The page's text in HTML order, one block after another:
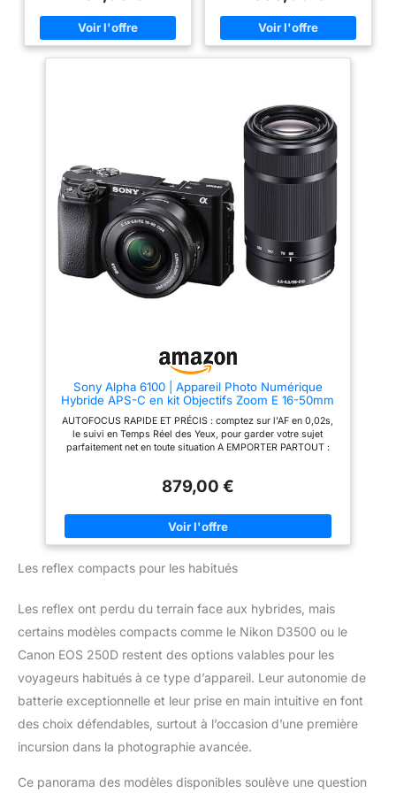
Bluetooth
CHAQUE INSTANT : la mise au
point automatique intelligente
Dual Pixel, la prise de vue en
continu jusqu'à 6,5 ips(1) et la
secousses pour un rendu précis
et net. LA CRÉATIVITÉ À
PORTÉE DE MAIN : ajoutez
facilement des effets pour
obtenir des résultats
époustouflants avec les filtres
créatifs et la fonction de
création assistée. Vous pourrez
ainsi tester divers modes et
effets de prise de vue, et régler
utilisez Camera Connect pour
hybride Canon EOS R100 à
votre smartphone pour des
transfert de fichiers via le
Bluetooth et le Wi-Fi pour
partager vos contenus
UTILISER : l'EOS R100 combine
commandes tactiles et un viseur
résolution dans un boîtier
vue confortables en
RF offrant la possibilité
d'utiliser aussi bien des
objectifs RF que EF.
ACCESSOIRES ESSENTIELS : La
poignée du trépied et le
microphone facilitent le
tournage, avec plus de stabilité
APS-C vous permet de capturer
des photos nettes et détaillées
avec un flou d'arrière-plan
attrayant ainsi que d'enregistrer
des vidéos UHD 4K 30p à
partir du suréchantillonnage
des données du capteur 6K.
DEEP LEARNING - L'appareil
photo hybride offre un support
optimal pour les tâches
créatives. L'algorithme
d'apprentissage en profondeur
détecte les personnes, les
animaux et les véhicules pour
l'assistant d'enregistrement
automatiquement les
paramètres idéaux pour
les vlogs, les voyages, les
reportages et les événements.
Sony Alpha 6100 | Appareil Photo Numérique
Hybride APS-C en kit Objectifs Zoom E 16-50mm
f/3.5-5.6 PZ OSS et E 55-210mm f/4.5-6.3 OSS
(AF en 0.02s, Suivi des Yeux, Vidéo 4K, Ecran
Selfie Vlogging)
AUTOFOCUS RAPIDE ET PRÉCIS : comptez sur l'AF en 0,02s,
le suivi en Temps Réel des Yeux, pour garder votre sujet
parfaitement net en toute situation A EMPORTER PARTOUT :
MOMENTS DÉCISIFS : Jusqu'à 11 images/seconde en continu
facilement votre sujet lors d'une prise de vue au raz du sol ou
audessus des têtes avec l'écran arrière inclinable Selfie IDEAL
POUR ALLER PLUS LOIN : les amateurs qui veulent un objectif
supplémentaire (Sony E 55-210mm) pour photographier et
879,00 €
Les reflex compacts pour les habitués
Les reflex ont perdu du terrain face aux hybrides, mais
certains modèles compacts comme le Nikon D3500 ou le
Canon EOS 250D restent des options valables pour les
voyageurs habitués à ce type d’appareil. Leur autonomie de
batterie exceptionnelle et leur prise en main intuitive en font
des choix défendables, surtout à l’occasion d’une première
incursion dans la photographie avancée.
Ce panorama des modèles disponibles soulève une question